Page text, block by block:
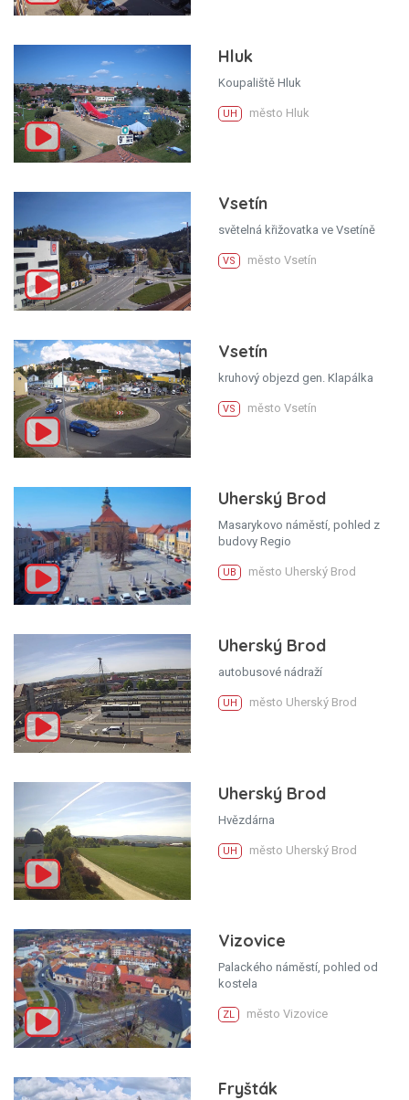
Hluk
Koupaliště Hluk
UH město Hluk
Vsetín
světelná křižovatka ve Vsetíně
VS město Vsetín
Vsetín
kruhový objezd gen. Klapálka
VS město Vsetín
Uherský Brod
Masarykovo náměstí, pohled z
budovy Regio
UB město Uherský Brod
Uherský Brod
autobusové nádraží
UH město Uherský Brod
Uherský Brod
Hvězdárna
UH město Uherský Brod
Vizovice
Palackého náměstí, pohled od
kostela
ZL město Vizovice
Fryšták